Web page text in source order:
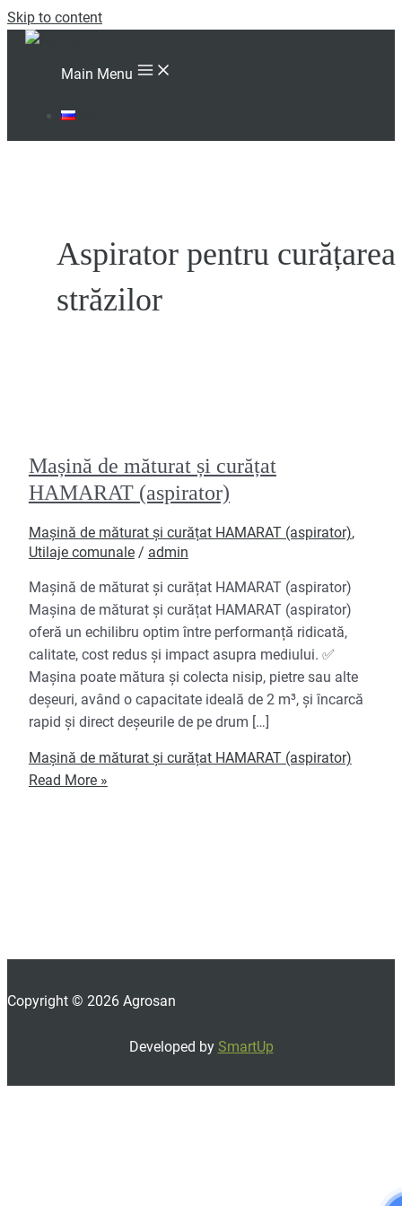
Skip to content
Main Menu
Aspirator pentru curățarea
străzilor
Mașină de măturat și curățat
HAMARAT (aspirator)
Mașină de măturat și curățat HAMARAT (aspirator),
Utilaje comunale/ admin
Mașină de măturat și curățat HAMARAT (aspirator)
Mașina de măturat și curățat HAMARAT (aspirator)
oferă un echilibru optim între performanță ridicată,
calitate, cost redus și impact asupra mediului. ✅
Mașina poate mătura și colecta nisip, pietre sau alte
deșeuri, având o capacitate ideală de 2 m³, și încarcă
rapid și direct deșeurile de pe drum […]
Mașină de măturat și curățat HAMARAT (aspirator)
Read More »
Copyright © 2026 Agrosan
Developed by SmartUp